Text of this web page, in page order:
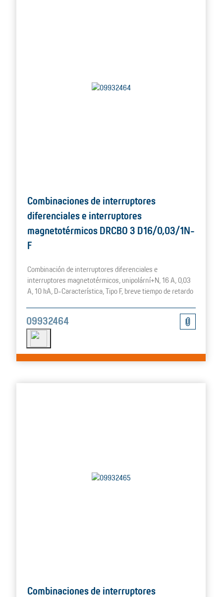
Combinaciones de interruptores
diferenciales e interruptores
magnetotérmicos DRCBO 3 D16/0,03/1N-
F
Combinación de interruptores diferenciales e
interruptores magnetotérmicos, unipolární+N, 16 A, 0,03
A, 10 kA, D-Característica, Tipo F, breve tiempo de retardo
09932464
Combinaciones de interruptores